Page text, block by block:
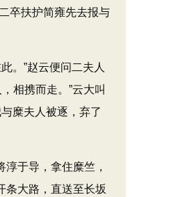
卒扶护简雍先去报与
。”赵云便问二夫人
相携而走。”云大叫
糜夫人被逐，弃了
于导，拿住糜竺，
条大路，直送至长坂